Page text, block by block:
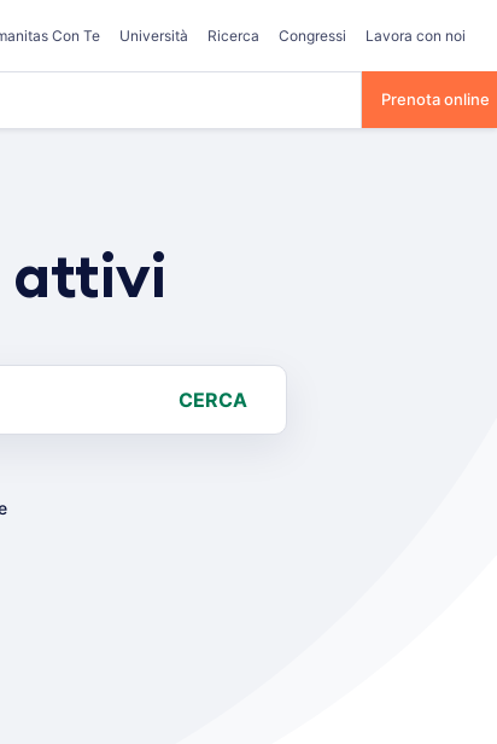
Con Te Università Ricerca Congressi Lavora con noi
Prenota online
attivi
CERCA